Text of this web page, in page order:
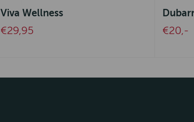
Viva Wellness
€29,95 €20,-